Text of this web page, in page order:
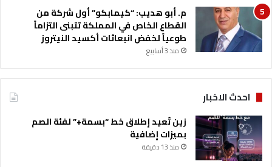
م. أبو هديب: “كيمابكو” أول شركة من
القطاع الخاص في المملكة تتبنى التزاماً
طوعياً لخفض انبعاثات أكسيد النيتروز
منذ 3 أسابيع
احدث الاخبار
زين تُعيد إطلاق خط “بسمة+” لفئة الصم
بميزات إضافية
منذ 13 دقيقة